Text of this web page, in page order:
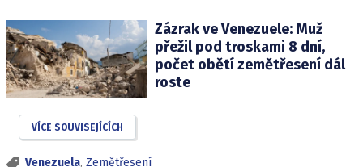
Zázrak ve Venezuele: Muž
přežil pod troskami 8 dní,
počet obětí zemětřesení dál
roste
VÍCE SOUVISEJÍCÍCH
Venezuela, Zemětřesení